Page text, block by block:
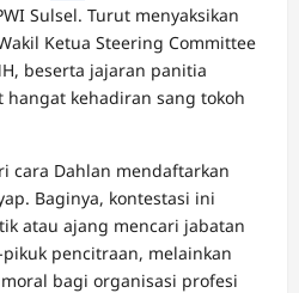
Sulsel. Turut menyaksikan
Ketua Steering Committee
beserta jajaran panitia
kehadiran sang tokoh
cara Dahlan mendaftarkan
Baginya, kontestasi ini
atau ajang mencari jabatan
pencitraan, melainkan
bagi organisasi profesi